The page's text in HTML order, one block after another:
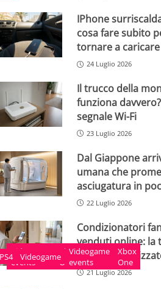
Videogame
events
Xbox
One
PS4 Videogame
Videogame
events
Xbox
One
IPhone
cosa fare subito
tornare a caricare
24 Luglio 2026
Il trucco della
funziona
segnale Wi-Fi
23 Luglio 2026
Dal Giappone
umana che
asciugatura in
22 Luglio 2026
Condizionatori
venduti online: la
finte
21 Luglio 2026